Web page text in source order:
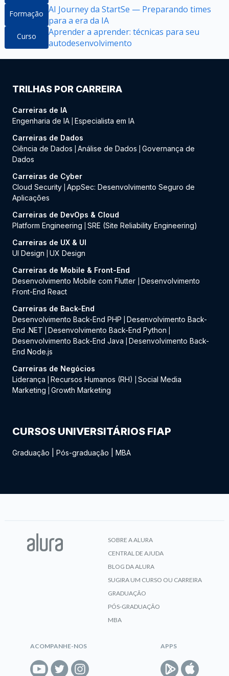
Formação AI Journey da StartSe — Preparando times
para a era da IA
Curso
Aprender a aprender: técnicas para seu
autodesenvolvimento
TRILHAS POR CARREIRA
Carreiras de IA
Engenharia de IA Especialista em IA
Carreiras de Dados
Ciência de Dados
Análise de Dados
Governança de
Dados
Carreiras de Cyber
Cloud Security AppSec: Desenvolvimento Seguro de
Aplicações
Carreiras de DevOps & Cloud
Platform Engineering
SRE (Site Reliability Engineering)
Carreiras de UX & UI
UI Design
UX Design
Carreiras de Mobile & Front-End
Desenvolvimento Mobile com Flutter
Desenvolvimento
Front-End React
Carreiras de Back-End
Desenvolvimento Back-End PHP
Desenvolvimento Back-
End .NET
Desenvolvimento Back-End Python
Desenvolvimento Back-End Java
Desenvolvimento Back-
End Node.js
Carreiras de Negócios
Liderança
Recursos Humanos (RH)
Social Media
Marketing
Growth Marketing
CURSOS UNIVERSITÁRIOS FIAP
Graduação Pós-graduação MBA
SOBRE A ALURA
CENTRAL DE AJUDA
BLOG DA ALURA
SUGIRA UM CURSO OU CARREIRA
GRADUAÇÃO
PÓS-GRADUAÇÃO
MBA
ACOMPANHE-NOS APPS